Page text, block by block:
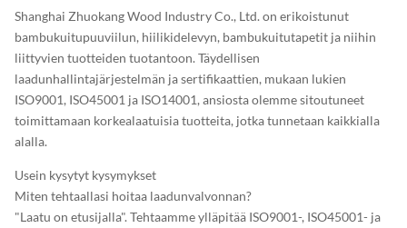
Shanghai Zhuokang Wood Industry Co., Ltd. on erikoistunut
bambukuitupuuviilun, hiilikidelevyn, bambukuitutapetit ja niihin
liittyvien tuotteiden tuotantoon. Täydellisen
laadunhallintajärjestelmän ja sertifikaattien, mukaan lukien
ISO9001, ISO45001 ja ISO14001, ansiosta olemme sitoutuneet
toimittamaan korkealaatuisia tuotteita, jotka tunnetaan kaikkialla
alalla.
Usein kysytyt kysymykset
Miten tehtaallasi hoitaa laadunvalvonnan?
"Laatu on etusijalla". Tehtaamme ylläpitää ISO9001-, ISO45001- ja